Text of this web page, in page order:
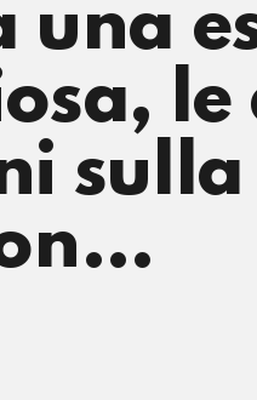
una
le
sulla